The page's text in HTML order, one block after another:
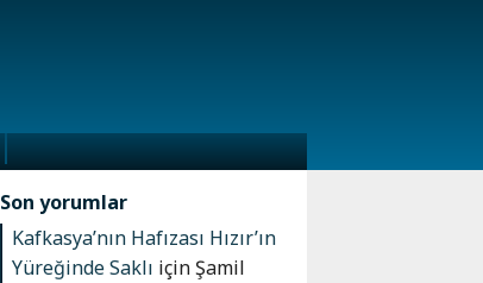
Son yorumlar
Kafkasya’nın Hafızası Hızır’ın
Yüreğinde Saklı içinŞamil